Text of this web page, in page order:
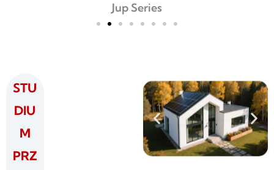
Jup Series
STU
DIU
M
PRZ